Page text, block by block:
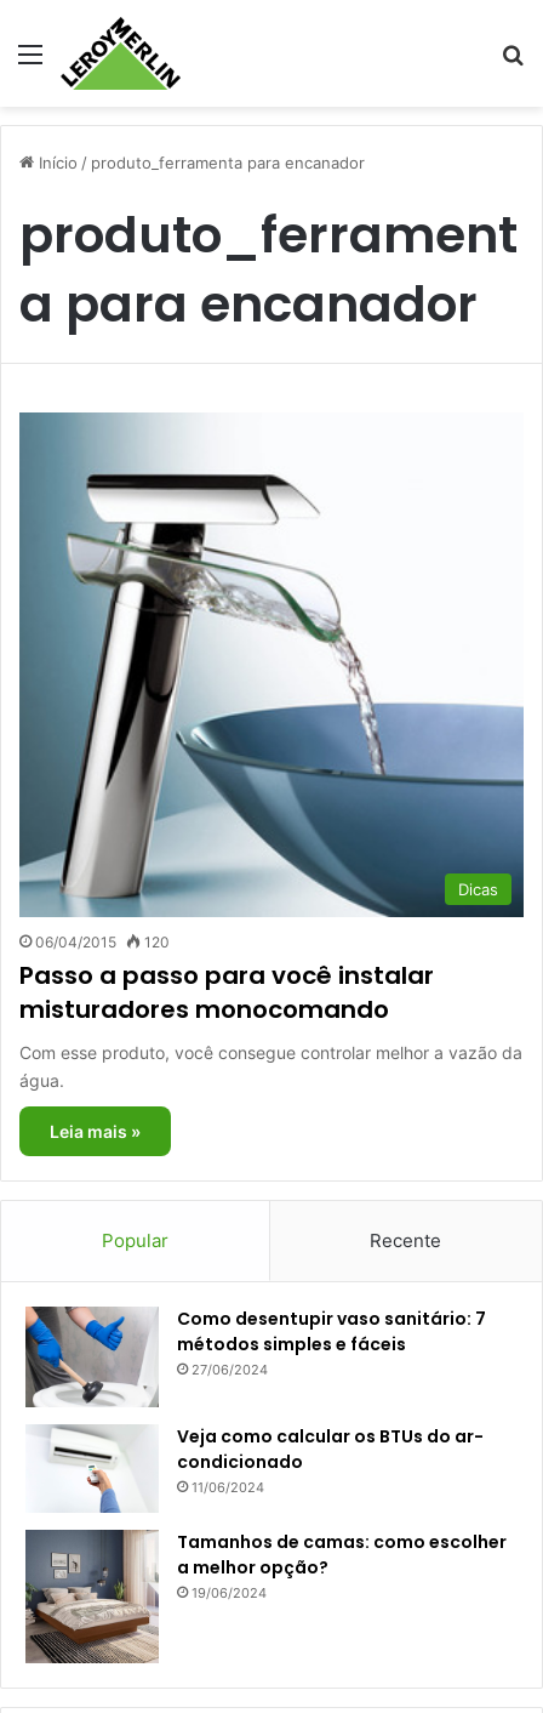
Menu
Início / produto_ferramenta para encanador
produto_ferrament
a para encanador
Dicas
06/04/2015 120
Passo a passo para você instalar
misturadores monocomando
Com esse produto, você consegue controlar melhor a vazão da
água.
Leia mais »
Popular Recente
Como desentupir vaso sanitário: 7
métodos simples e fáceis
27/06/2024
Veja como calcular os BTUs do ar-
condicionado
11/06/2024
Tamanhos de camas: como escolher
a melhor opção?
19/06/2024